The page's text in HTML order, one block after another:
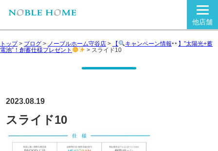
他店舗
トップ> ブログ > ノーブルホーム守谷店 > 【 キャンペーン情報
】”太陽光+蓄
電池”！創蓄仕様プレゼント
> スライド10
2023.08.19
スライド10